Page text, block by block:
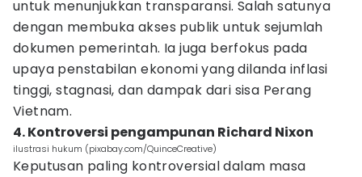
untuk menunjukkan transparansi. Salah satunya
dengan membuka akses publik untuk sejumlah
dokumen pemerintah. Ia juga berfokus pada
upaya penstabilan ekonomi yang dilanda inflasi
tinggi, stagnasi, dan dampak dari sisa Perang
Vietnam.
4. Kontroversi pengampunan Richard Nixon
ilustrasi hukum (pixabay.com/QuinceCreative)
Keputusan paling kontroversial dalam masa